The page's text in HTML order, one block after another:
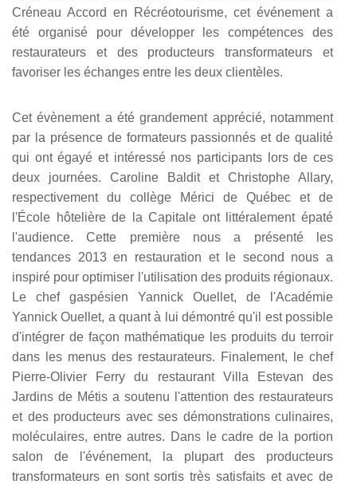
Créneau Accord en Récréotourisme, cet événement a
été organisé pour développer les compétences des
restaurateurs et des producteurs transformateurs et
favoriser les échanges entre les deux clientèles.
Cet évènement a été grandement apprécié, notamment
par la présence de formateurs passionnés et de qualité
qui ont égayé et intéressé nos participants lors de ces
deux journées. Caroline Baldit et Christophe Allary,
respectivement du collège Mérici de Québec et de
l'École hôtelière de la Capitale ont littéralement épaté
l'audience. Cette première nous a présenté les
tendances 2013 en restauration et le second nous a
inspiré pour optimiser l'utilisation des produits régionaux.
Le chef gaspésien Yannick Ouellet, de l'Académie
Yannick Ouellet, a quant à lui démontré qu'il est possible
d'intégrer de façon mathématique les produits du terroir
dans les menus des restaurateurs. Finalement, le chef
Pierre-Olivier Ferry du restaurant Villa Estevan des
Jardins de Métis a soutenu l'attention des restaurateurs
et des producteurs avec ses démonstrations culinaires,
moléculaires, entre autres. Dans le cadre de la portion
salon de l'événement, la plupart des producteurs
transformateurs en sont sortis très satisfaits et avec de